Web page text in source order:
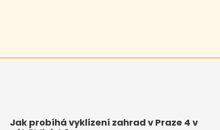
Jak probíhá vyklízení zahrad v Praze 4 v